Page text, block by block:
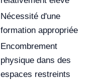
Nécessité d'une
formation appropriée
Encombrement
physique dans des
espaces restreints